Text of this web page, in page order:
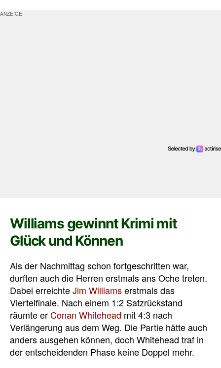
Williams gewinnt Krimi mit
Glück und Können
Als der Nachmittag schon fortgeschritten war,
durften auch die Herren erstmals ans Oche treten.
Dabei erreichteJim Williamserstmals das
Viertelfinale. Nach einem 1:2 Satzrückstand
räumte erConan Whitehead mit 4:3 nach
Verlängerung aus dem Weg. Die Partie hätte auch
anders ausgehen können, doch Whitehead traf in
der entscheidenden Phase keine Doppel mehr.